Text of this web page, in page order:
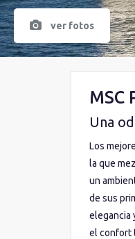
ver fotos
MSC
Una
Los
la que
un
de sus
elegancia
el confort